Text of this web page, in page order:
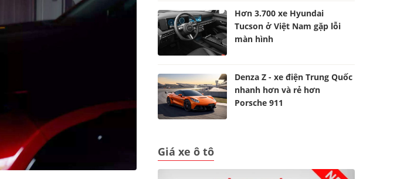
Hơn 3.700 xe Hyundai
Tucson ở Việt Nam gặp lỗi
màn hình
Denza Z - xe điện Trung Quốc
nhanh hơn và rẻ hơn
Porsche 911
Giá xe ô tô